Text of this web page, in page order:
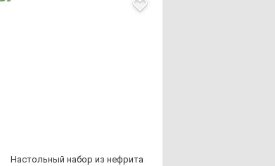
Нас­толь­ный на­бор из неф­ри­та